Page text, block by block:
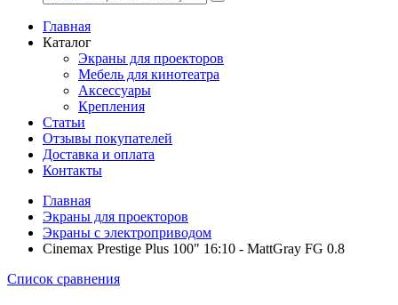
Главная
Каталог
Экраны для проекторов
Mебель для кинотеатра
Аксессуары
Крепления
Статьи
Отзывы покупателей
Доставка и оплата
Контакты
Главная
Экраны для проекторов
Экраны с электроприводом
Cinemax Prestige Plus 100" 16:10 - MattGray FG 0.8
Список сравнения